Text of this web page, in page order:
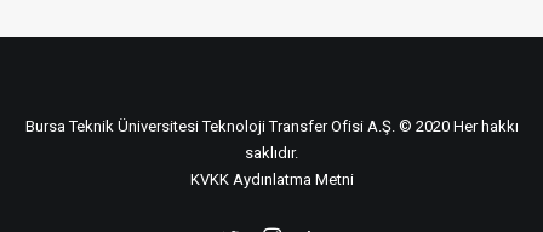
Bursa Teknik Üniversitesi Teknoloji Transfer Ofisi A.Ş. © 2020 Her hakkı
saklıdır.
KVKK Aydınlatma Metni